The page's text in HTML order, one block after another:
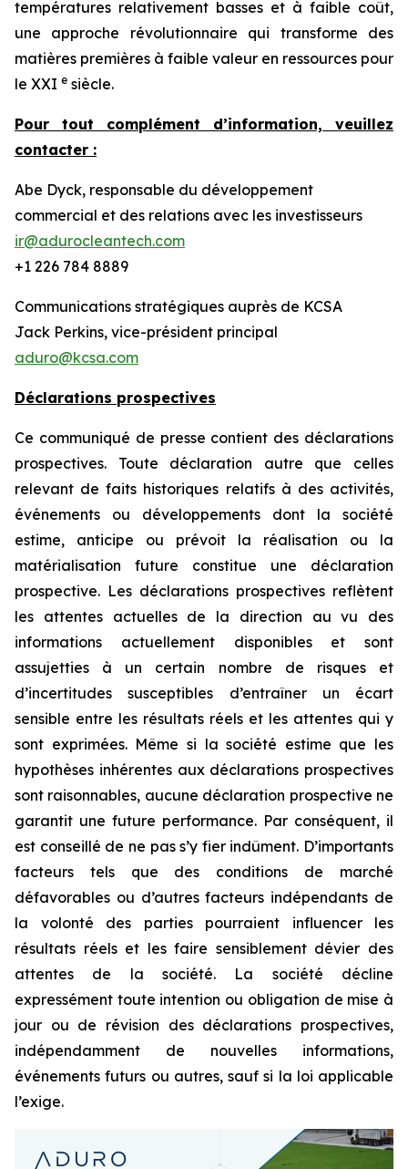
températures relativement basses et à faible coût,
une approche révolutionnaire qui transforme des
matières premières à faible valeur en ressources pour
le XXI e siècle.
Pour tout complément d’information, veuillez
contacter :
Abe Dyck, responsable du développement
commercial et des relations avec les investisseurs
ir@adurocleantech.com
+1 226 784 8889
Communications stratégiques auprès de KCSA
Jack Perkins, vice-président principal
aduro@kcsa.com
Déclarations prospectives
Ce communiqué de presse contient des déclarations
prospectives. Toute déclaration autre que celles
relevant de faits historiques relatifs à des activités,
événements ou développements dont la société
estime, anticipe ou prévoit la réalisation ou la
matérialisation future constitue une déclaration
prospective. Les déclarations prospectives reflètent
les attentes actuelles de la direction au vu des
informations actuellement disponibles et sont
assujetties à un certain nombre de risques et
d’incertitudes susceptibles d’entraîner un écart
sensible entre les résultats réels et les attentes qui y
sont exprimées. Même si la société estime que les
hypothèses inhérentes aux déclarations prospectives
sont raisonnables, aucune déclaration prospective ne
garantit une future performance. Par conséquent, il
est conseillé de ne pas s’y fier indûment. D’importants
facteurs tels que des conditions de marché
défavorables ou d’autres facteurs indépendants de
la volonté des parties pourraient influencer les
résultats réels et les faire sensiblement dévier des
attentes de la société. La société décline
expressément toute intention ou obligation de mise à
jour ou de révision des déclarations prospectives,
indépendamment de nouvelles informations,
événements futurs ou autres, sauf si la loi applicable
l’exige.